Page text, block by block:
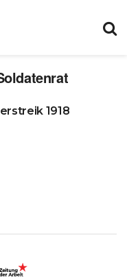
1918